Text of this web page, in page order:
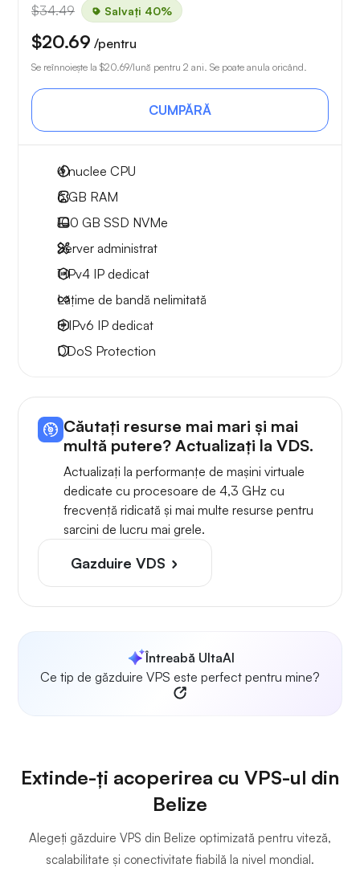
$34.49 Salvați 40%
$20.69 /pentru
Se reînnoiește la $20.69/lună pentru 2 ani. Se poate anula oricând.
CUMPĂRĂ
4nuclee CPU
6 GB RAM
100 GB SSD NVMe
Server administrat
1 IPv4 IP dedicat
Lățime de bandă nelimitată
8 IPv6 IP dedicat
DDoS Protection
Căutați resurse mai mari și mai
multă putere? Actualizați la VDS.
Actualizați la performanțe de mașini virtuale
dedicate cu procesoare de 4,3 GHz cu
frecvență ridicată și mai multe resurse pentru
sarcini de lucru mai grele.
Gazduire VDS
Întreabă UltaAI
Ce tip de găzduire VPS este perfect pentru mine?
Extinde-ți acoperirea cu VPS-ul din
Belize
Alegeți găzduire VPS din Belize optimizată pentru viteză,
scalabilitate și conectivitate fiabilă la nivel mondial.